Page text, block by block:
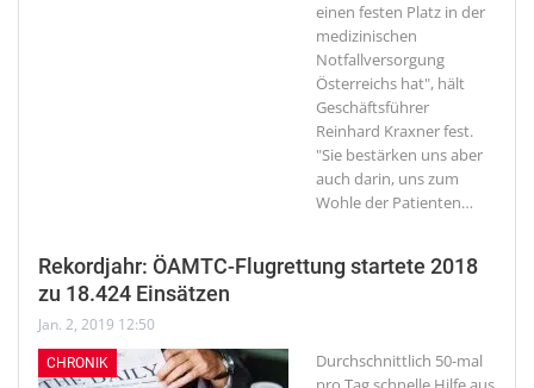
einen festen Platz in der
medizinischen
Notfallversorgung
Österreichs hat", hält
Geschäftsführer
Reinhard Kraxner fest.
"Sie bestärken uns aber
auch darin, uns zum
Wohle der Patienten…
Rekordjahr: ÖAMTC-Flugrettung startete 2018
zu 18.424 Einsätzen
Jan. 2, 2019 12:50
CHRONIK
Durchschnittlich 50-mal